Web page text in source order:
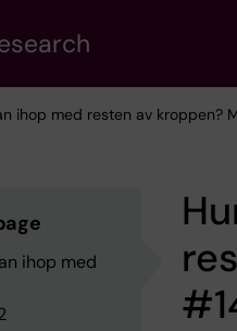
ihop med resten av kroppen?
ihop med